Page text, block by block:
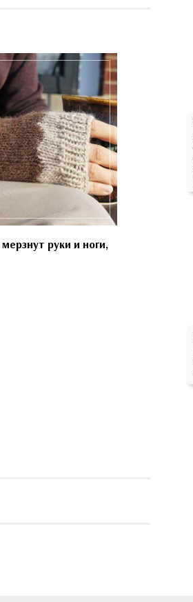
руки и ноги,